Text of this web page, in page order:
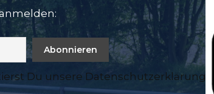
Du unsere Datenschutzerklärung.